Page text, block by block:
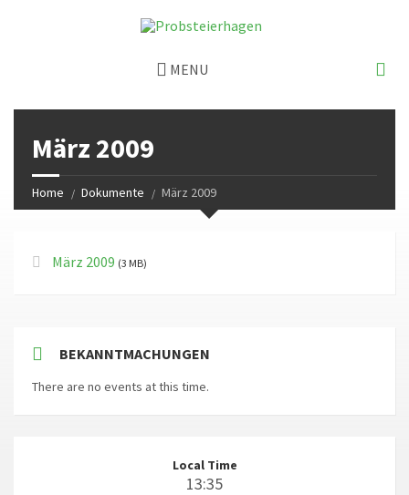
MENU
März 2009
Home Dokumente März 2009
März 2009 (3 MB)
BEKANNTMACHUNGEN
There are no events at this time.
Local Time
13:35